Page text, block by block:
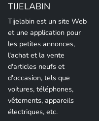
TIJELABIN
Tijelabin est un site Web
et une application pour
les petites annonces,
l'achat et la vente
d'articles neufs et
d'occasion, tels que
voitures, téléphones,
vêtements, appareils
électriques, etc.